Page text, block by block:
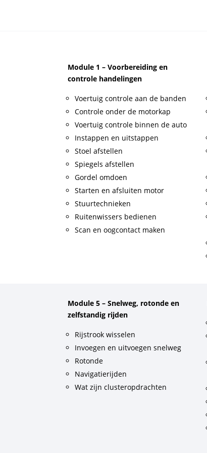
Module 1 – Voorbereiding en
controle handelingen
Voertuig controle aan de banden
Controle onder de motorkap
Voertuig controle binnen de auto
Instappen en uitstappen
Stoel afstellen
Spiegels afstellen
Gordel omdoen
Starten en afsluiten motor
Stuurtechnieken
Ruitenwissers bedienen
Scan en oogcontact maken
Module 5 – Snelweg, rotonde en
zelfstandig rijden
Rijstrook wisselen
Invoegen en uitvoegen snelweg
Rotonde
Navigatierijden
Wat zijn clusteropdrachten